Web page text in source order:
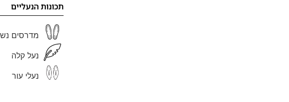
תכונות הנעליים
מדרסים
נעל קלה
נעלי עור